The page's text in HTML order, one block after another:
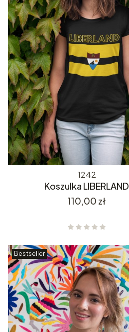
1242
Koszulka LIBERLAND
Cena
110,00 zł
Bestseller